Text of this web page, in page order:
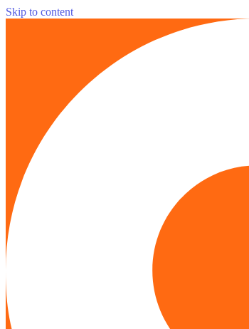
Skip to content